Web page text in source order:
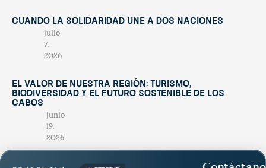
Cuando la solidaridad une a dos naciones
julio
7,
2026
El valor de nuestra región: turismo,
biodiversidad y el futuro sostenible de Los
Cabos
junio
19,
2026